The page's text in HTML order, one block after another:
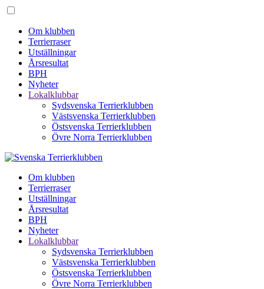
Om klubben
Terrierraser
Utställningar
Årsresultat
BPH
Nyheter
Lokalklubbar
Sydsvenska Terrierklubben
Västsvenska Terrierklubben
Östsvenska Terrierklubben
Övre Norra Terrierklubben
Om klubben
Terrierraser
Utställningar
Årsresultat
BPH
Nyheter
Lokalklubbar
Sydsvenska Terrierklubben
Västsvenska Terrierklubben
Östsvenska Terrierklubben
Övre Norra Terrierklubben